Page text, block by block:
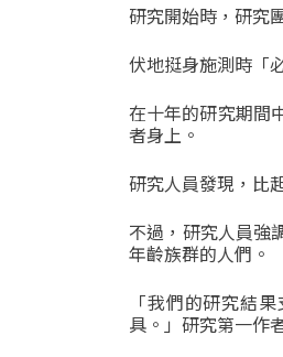
研究開始時， 研究
伏地挺身施測時「
在十年的研究期間
者身上。
研究人員發現，比
不過，研究人員強
年齡族群的人們。
「我們的研究結
具。」 研究第一作